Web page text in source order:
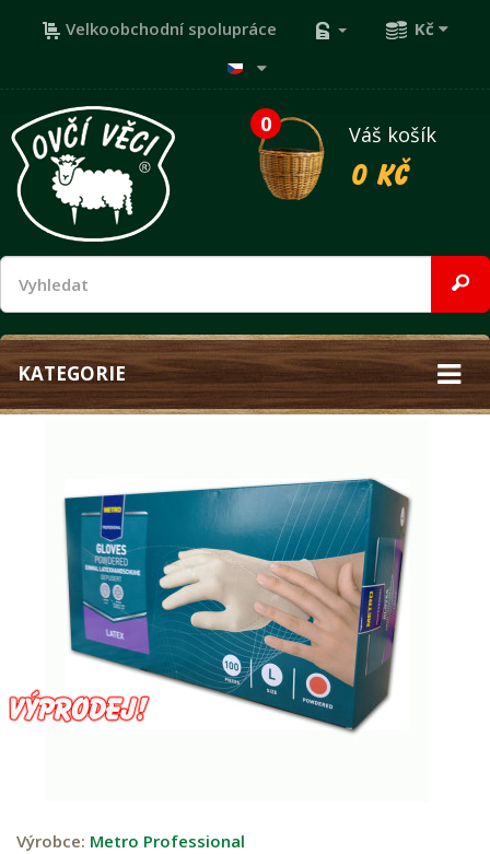
Velkoobchodní spolupráce Kč
0
Váš košík
0 Kč
KATEGORIE
Výrobce: Metro Professional